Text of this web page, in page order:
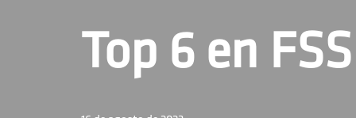
Top 6 en